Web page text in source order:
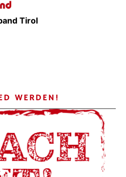
Tirol
WERDEN!